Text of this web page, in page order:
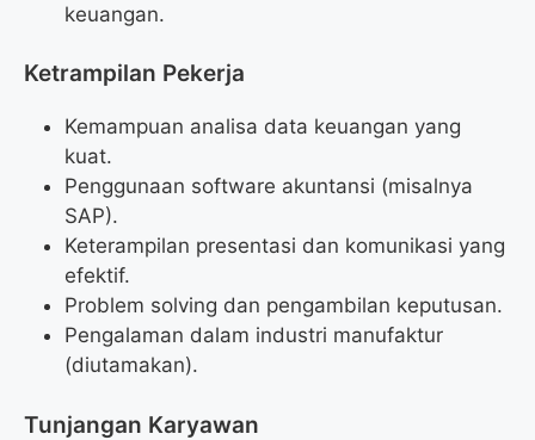
keuangan.
Ketrampilan Pekerja
Kemampuan analisa data keuangan yang
kuat.
Penggunaan software akuntansi (misalnya
SAP).
Keterampilan presentasi dan komunikasi yang
efektif.
Problem solving dan pengambilan keputusan.
Pengalaman dalam industri manufaktur
(diutamakan).
Tunjangan Karyawan